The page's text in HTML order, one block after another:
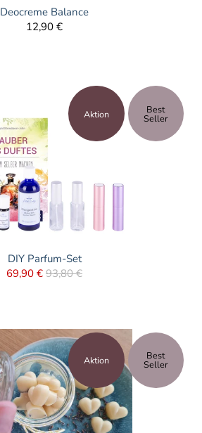
Deocreme Balance
12,90 €
Best
Seller
Aktion
DIY Parfum-Set
69,90 € 93,80 €
Best
Seller
Aktion